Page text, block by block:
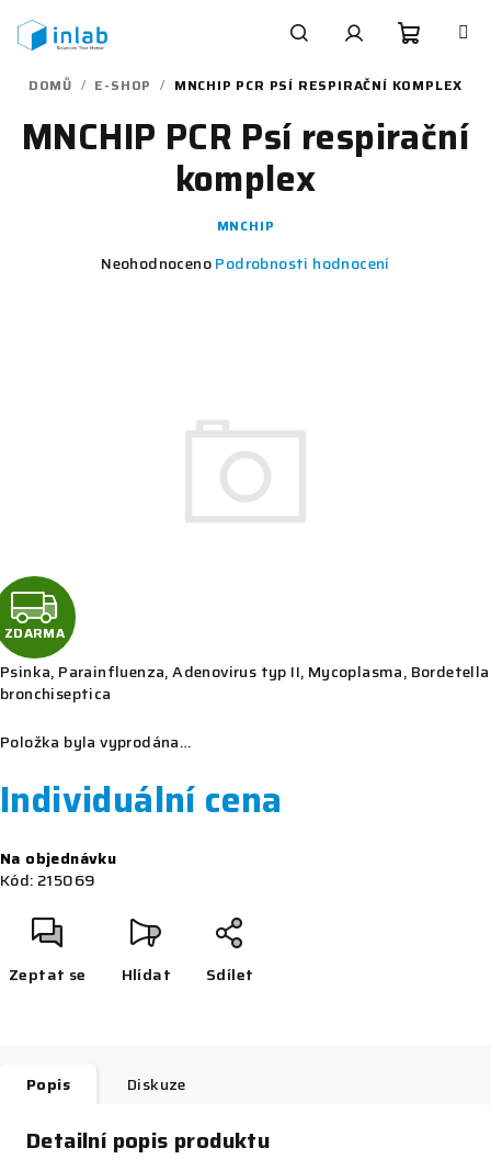
obsah
košík
DOMŮ / E-SHOP / MNCHIP PCR PSÍ RESPIRAČNÍ KOMPLEX
Psinka, Parainfluenza, Adenovirus typ II, Mycoplasma, Bordetella
bronchiseptica
Položka byla vyprodána…
Individuální cena
cena:
Na objednávku
Kód: 215069
Zeptat se Hlídat Sdílet
MNCHIP PCR Psí respirační
komplex
MNCHIP
Průměrné
NeohodnocenoPodrobnosti hodnocení
Z
D
A
R
M
A
ZDARMA
Popis Diskuze
Detailní popis produktu